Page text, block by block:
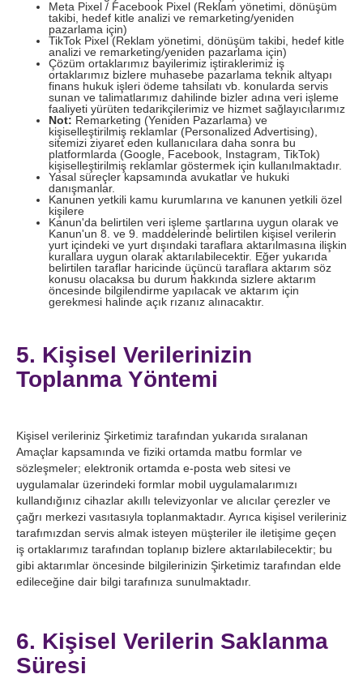
Meta Pixel / Facebook Pixel (Reklam yönetimi, dönüşüm
takibi, hedef kitle analizi ve remarketing/yeniden
pazarlama için)
TikTok Pixel (Reklam yönetimi, dönüşüm takibi, hedef kitle
analizi ve remarketing/yeniden pazarlama için)
Çözüm ortaklarımız bayilerimiz iştiraklerimiz iş
ortaklarımız bizlere muhasebe pazarlama teknik altyapı
finans hukuk işleri ödeme tahsilatı vb. konularda servis
sunan ve talimatlarımız dahilinde bizler adına veri işleme
faaliyeti yürüten tedarikçilerimiz ve hizmet sağlayıcılarımız
Not: Remarketing (Yeniden Pazarlama) ve
kişiselleştirilmiş reklamlar (Personalized Advertising),
sitemizi ziyaret eden kullanıcılara daha sonra bu
platformlarda (Google, Facebook, Instagram, TikTok)
kişiselleştirilmiş reklamlar göstermek için kullanılmaktadır.
Yasal süreçler kapsamında avukatlar ve hukuki
danışmanlar.
Kanunen yetkili kamu kurumlarına ve kanunen yetkili özel
kişilere
Kanun'da belirtilen veri işleme şartlarına uygun olarak ve
Kanun'un 8. ve 9. maddelerinde belirtilen kişisel verilerin
yurt içindeki ve yurt dışındaki taraflara aktarılmasına ilişkin
kurallara uygun olarak aktarılabilecektir. Eğer yukarıda
belirtilen taraflar haricinde üçüncü taraflara aktarım söz
konusu olacaksa bu durum hakkında sizlere aktarım
öncesinde bilgilendirme yapılacak ve aktarım için
gerekmesi halinde açık rızanız alınacaktır.
5. Kişisel Verilerinizin
Toplanma Yöntemi
Kişisel verileriniz Şirketimiz tarafından yukarıda sıralanan
Amaçlar kapsamında ve fiziki ortamda matbu formlar ve
sözleşmeler; elektronik ortamda e-posta web sitesi ve
uygulamalar üzerindeki formlar mobil uygulamalarımızı
kullandığınız cihazlar akıllı televizyonlar ve alıcılar çerezler ve
çağrı merkezi vasıtasıyla toplanmaktadır. Ayrıca kişisel verileriniz
tarafımızdan servis almak isteyen müşteriler ile iletişime geçen
iş ortaklarımız tarafından toplanıp bizlere aktarılabilecektir; bu
gibi aktarımlar öncesinde bilgilerinizin Şirketimiz tarafından elde
edileceğine dair bilgi tarafınıza sunulmaktadır.
6. Kişisel Verilerin Saklanma
Süresi